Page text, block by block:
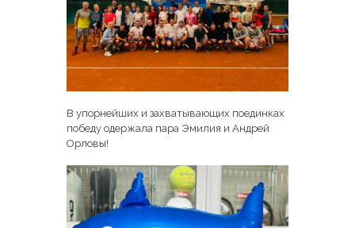
В упорнейших и захватывающих поединках
победу одержала пара Эмилия и Андрей
Орловы!